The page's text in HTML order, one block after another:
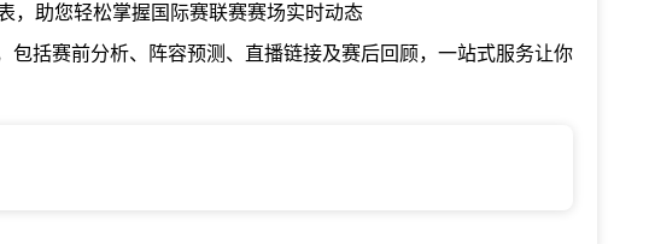
，助您轻松掌握国际赛联赛赛场实时动态
包括赛前分析、阵容预测、直播链接及赛后回顾，一站式服务让你